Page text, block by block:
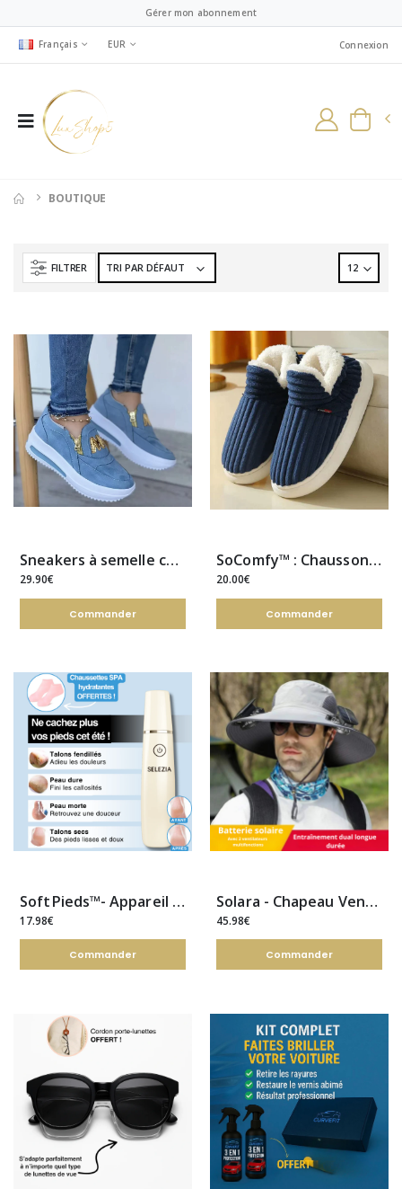
Gérer mon abonnement
Français EUR Connexion
BOUTIQUE
FILTRER
Sneakers à semelle compensée
29.90€
Commander
SoComfy™ : Chaussons confortables pour des pieds sans douleur
20.00€
Commander
SoftPieds™- Appareil de Pédicure Anti-Callosités
17.98€
Commander
Solara - Chapeau Ventilateur Solaire
45.98€
Commander